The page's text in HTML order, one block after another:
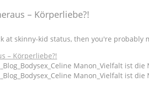
– Körperliebe?!
at skinny-kid status, then you're probably
– Körperliebe?!